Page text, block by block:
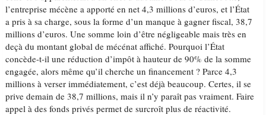
l’entreprise mécène a apporté en net 4,3 millions d’euros, et l’État
a pris à sa charge, sous la forme d’un manque à gagner fiscal, 38,7
millions d’euros. Une somme loin d’être négligeable mais très en
deçà du montant global de mécénat affiché. Pourquoi l’État
concède-t-il une réduction d’impôt à hauteur de 90% de la somme
engagée, alors même qu’il cherche un financement ? Parce 4,3
millions à verser immédiatement, c’est déjà beaucoup. Certes, il se
prive demain de 38,7 millions, mais il n’y paraît pas vraiment. Faire
appel à des fonds privés permet de surcroît plus de réactivité.